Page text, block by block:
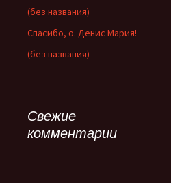
(без названия)
Спасибо, о. Денис Мария!
(без названия)
Свежие
комментарии